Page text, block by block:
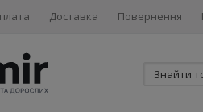
Доставка Повернення